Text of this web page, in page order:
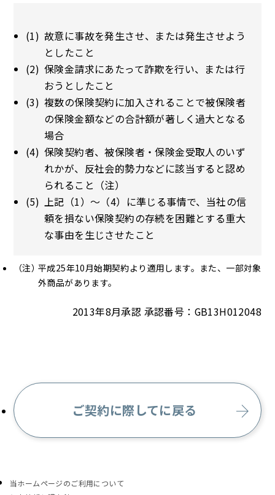
故意に事故を発生させ、または発生させよう
としたこと
保険金請求にあたって詐欺を行い、または行
おうとしたこと
複数の保険契約に加入されることで被保険者
の保険金額などの合計額が著しく過大となる
場合
保険契約者、被保険者・保険金受取人のいず
れかが、反社会的勢力などに該当すると認め
られること（注）
上記（1）～（4）に準じる事情で、当社の信
頼を損ない保険契約の存続を困難とする重大
な事由を生じさせたこと
平成25年10月始期契約より適用します。また、一部対象
外商品があります。
2013年8月承認 承認番号：GB13H012048
ご契約に際してに戻る
当ホームページのご利用について